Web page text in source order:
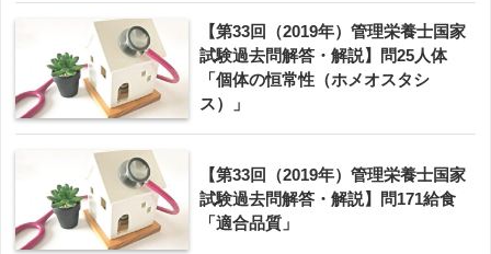
【第33回（2019年）管理栄養士国家
試験過去問解答・解説】問25人体
「個体の恒常性（ホメオスタシ
ス）」
【第33回（2019年）管理栄養士国家
試験過去問解答・解説】問171給食
「適合品質」